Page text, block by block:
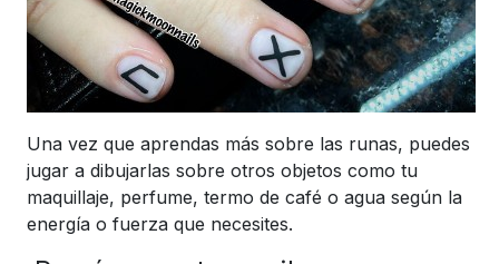
Una vez que aprendas más sobre las runas, puedes
jugar a dibujarlas sobre otros objetos como tu
maquillaje, perfume, termo de café o agua según la
energía o fuerza que necesites.